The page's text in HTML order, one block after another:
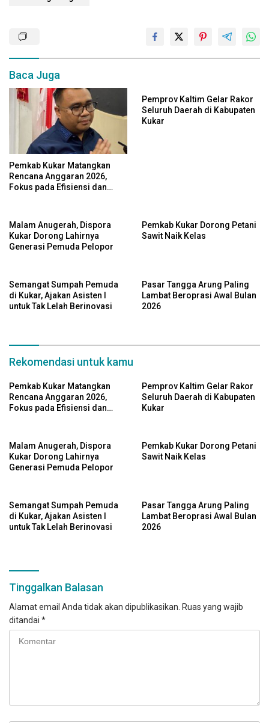
Baca Juga
Pemkab Kukar Matangkan
Rencana Anggaran 2026,
Fokus pada Efisiensi dan
Pemprov Kaltim Gelar Rakor
Seluruh Daerah di Kabupaten
Kukar
Malam Anugerah, Dispora
Kukar Dorong Lahirnya
Generasi Pemuda Pelopor
Pemkab Kukar Dorong Petani
Sawit Naik Kelas
Semangat Sumpah Pemuda
di Kukar, Ajakan Asisten I
untuk Tak Lelah Berinovasi
Pasar Tangga Arung Paling
Lambat Beroprasi Awal Bulan
2026
Rekomendasi untuk kamu
Pemkab Kukar Matangkan
Rencana Anggaran 2026,
Fokus pada Efisiensi dan
Pemprov Kaltim Gelar Rakor
Seluruh Daerah di Kabupaten
Kukar
Malam Anugerah, Dispora
Kukar Dorong Lahirnya
Generasi Pemuda Pelopor
Pemkab Kukar Dorong Petani
Sawit Naik Kelas
Semangat Sumpah Pemuda
di Kukar, Ajakan Asisten I
untuk Tak Lelah Berinovasi
Pasar Tangga Arung Paling
Lambat Beroprasi Awal Bulan
2026
Tinggalkan Balasan
Alamat email Anda tidak akan dipublikasikan. Ruas yang wajib
ditandai *